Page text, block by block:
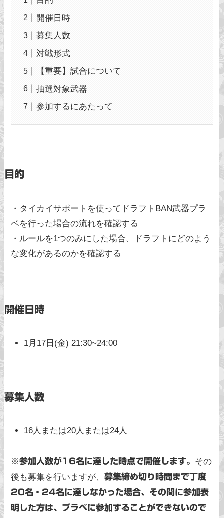
開催日時
募集人数
対戦形式
【重要】試合について
抽選対象武器
参加するにあたって
目的
・タイカイサポートを使ってドラフトBAN武器プラ
ベを行った場合の流れを確認する
・ルールを1つのみにした場合、ドラフトにどのよう
な変化があるのかを確認する
開催日時
1月17日(金) 21:30~24:00
募集人数
16人または20人または24人
※参加人数が16名に達した時点で開催します。 その
後も募集を行いますが、募集締め切り時間まで丁度
20名・24名に達しなかった場合、その間に参加表
明した方は、プラベに参加することができないので